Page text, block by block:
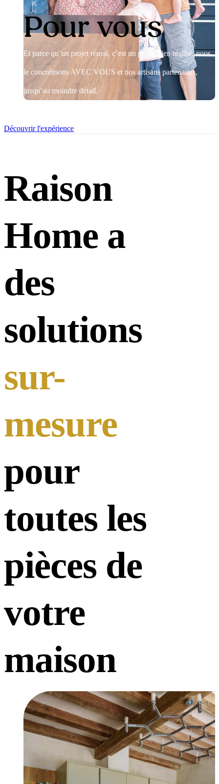
Pour vous
Et parce qu’un projet réussi, c’est un projet bien réalisé, nous
le concrétisons AVEC VOUS et nos artisans partenaires,
jusqu’au moindre détail.
Découvrir l'expérience
Raison
Home a
des
solutions
sur-
mesure
pour
toutes les
pièces de
votre
maison